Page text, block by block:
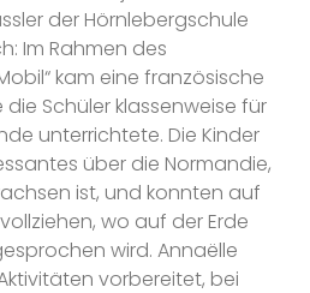
der Hörnlebergschule
Im Rahmen des
kam eine französische
die Schüler klassenweise für
unterrichtete. Die Kinder
über die Normandie,
ist, und konnten auf
wo auf der Erde
wird. Annaëlle
vorbereitet, bei